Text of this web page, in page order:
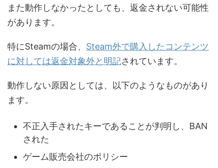
また動作しなかったとしても、返金されない可能性
があります。
特にSteamの場合、 Steam外で購入したコンテンツ
に対しては返金対象外と明記されています。
動作しない原因としては、以下のようなものがあり
ます。
不正入手されたキーであることが判明し、BAN
された
ゲーム販売会社のポリシー